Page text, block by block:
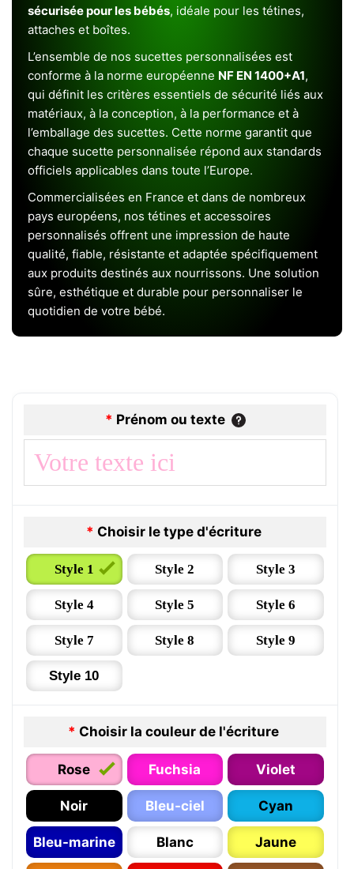
sécurisée pour les bébés, idéale pour les tétines,
attaches et boîtes.
L’ensemble de nos sucettes personnalisées est
conforme à la norme européenne NF EN 1400+A1,
qui définit les critères essentiels de sécurité liés aux
matériaux, à la conception, à la performance et à
l’emballage des sucettes. Cette norme garantit que
chaque sucette personnalisée répond aux standards
officiels applicables dans toute l’Europe.
Commercialisées en France et dans de nombreux
pays européens, nos tétines et accessoires
personnalisés offrent une impression de haute
qualité, fiable, résistante et adaptée spécifiquement
aux produits destinés aux nourrissons. Une solution
sûre, esthétique et durable pour personnaliser le
quotidien de votre bébé.
* Prénom ou texte
* Choisir le type d'écriture
Style 1 Style 2 Style 3
Style 4 Style 5 Style 6
Style 7 Style 8 Style 9
Style 10
* Choisir la couleur de l'écriture
Rose Fuchsia Violet
Noir Bleu-ciel Cyan
Bleu-marine Blanc Jaune